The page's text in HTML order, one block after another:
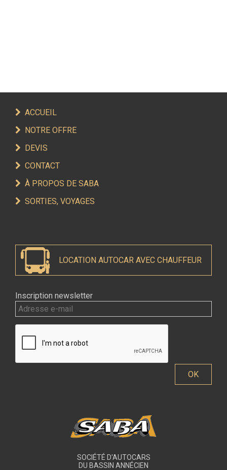
ACCUEIL
NOTRE OFFRE
DEVIS
CONTACT
À PROPOS DE SABA
SORTIES, VOYAGES
LOCATION AUTOCAR AVEC CHAUFFEUR
Inscription newsletter
SOCIÉTÉ D'AUTOCARS
DU BASSIN ANNÉCIEN